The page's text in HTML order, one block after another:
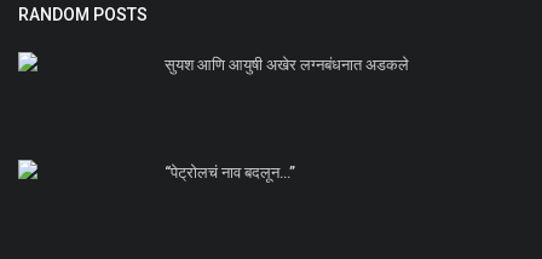
RANDOM POSTS
सुयश आणि आयुषी अखेर लग्नबंधनात अडकले
“पेट्रोलचं नाव बदलून…”